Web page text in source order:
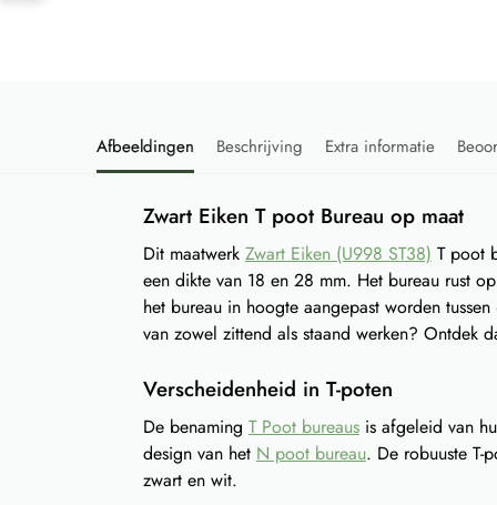
Afbeeldingen Beschrijving Extra informatie
Zwart Eiken T poot Bureau op maat
Dit maatwerk Zwart Eiken (U998 ST38) T poot
een dikte van 18 en 28 mm. Het bureau rust
het bureau in hoogte aangepast worden
van zowel zittend als staand werken? Ontdek
Verscheidenheid in T-poten
De benaming T Poot bureausis afgeleid van
design van het N poot bureau. De robuuste T-
zwart en wit.